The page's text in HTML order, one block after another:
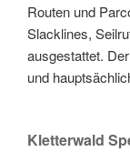
Routen und
Slacklines,
ausgestattet.
und
Kletterwald